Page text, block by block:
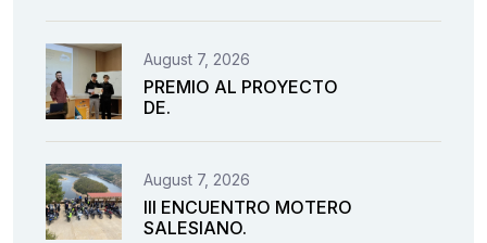
August 7, 2026
PREMIO AL PROYECTO
DE.
August 7, 2026
III ENCUENTRO MOTERO
SALESIANO.